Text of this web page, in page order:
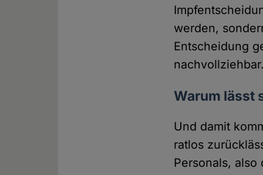
werden,
Entscheidung
Warum lässt
Und damit
ratlos
Personals,